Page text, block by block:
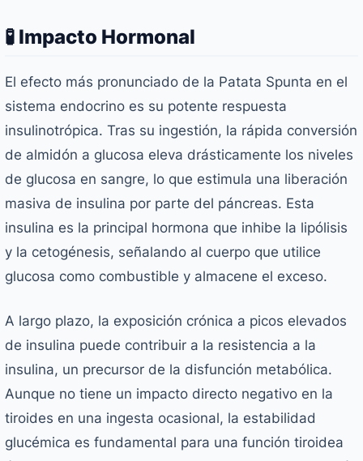
🧪 Impacto Hormonal
El efecto más pronunciado de la Patata Spunta en el
sistema endocrino es su potente respuesta
insulinotrópica. Tras su ingestión, la rápida conversión
de almidón a glucosa eleva drásticamente los niveles
de glucosa en sangre, lo que estimula una liberación
masiva de insulina por parte del páncreas. Esta
insulina es la principal hormona que inhibe la lipólisis
y la cetogénesis, señalando al cuerpo que utilice
glucosa como combustible y almacene el exceso.
A largo plazo, la exposición crónica a picos elevados
de insulina puede contribuir a la resistencia a la
insulina, un precursor de la disfunción metabólica.
Aunque no tiene un impacto directo negativo en la
tiroides en una ingesta ocasional, la estabilidad
glucémica es fundamental para una función tiroidea